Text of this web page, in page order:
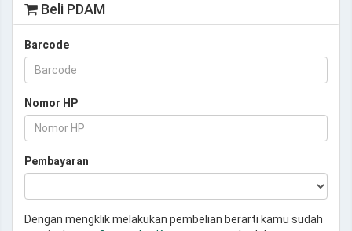
Beli PDAM
Barcode
Nomor HP
Pembayaran
Dengan mengklik melakukan pembelian berarti kamu sudah